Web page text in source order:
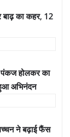
बाढ़ का कहर, 12
पंकज होलकर का
अभिनंदन
ने बढ़ाई फैंस